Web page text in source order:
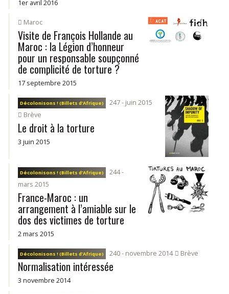
1er avril 2016
Maroc
Visite de François Hollande au
Maroc : la Légion d’honneur
pour un responsable soupçonné
de complicité de torture ?
17 septembre 2015
Décolonisons ! (Billets d’Afrique)
247 - juin 2015
Brève
Le droit à la torture
3 juin 2015
Décolonisons ! (Billets d’Afrique)
244 -
mars 2015
France-Maroc : un
arrangement à l’amiable sur le
dos des victimes de torture
2 mars 2015
Décolonisons ! (Billets d’Afrique) 240 - novembre 2014 Brève
Normalisation intéressée
3 novembre 2014